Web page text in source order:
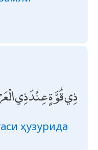
ذِي قُوَّةٍ عِنْدَ ذِي
ҳузурида